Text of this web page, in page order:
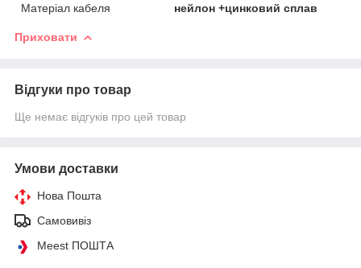
Матеріал кабеля
нейлон +цинковий сплав
Приховати
Відгуки про товар
Ще немає відгуків про цей товар
Умови доставки
Нова Пошта
Самовивіз
Meest ПОШТА